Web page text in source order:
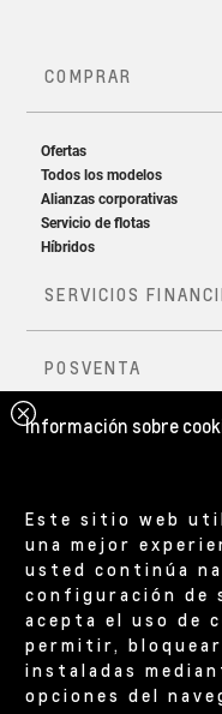
Información sobre
Este sitio web
una mejor
usted continúa
configuración de
acepta el uso de
permitir,
instaladas
opciones del